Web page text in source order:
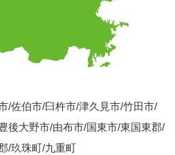
/佐伯市/臼杵市/津久見市/竹田市/
後大野市/由布市/国東市/東国東郡/
/玖珠町/九重町